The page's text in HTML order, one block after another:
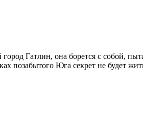
Гатлин, она борется с собой,
позабытого Юга секрет не будет